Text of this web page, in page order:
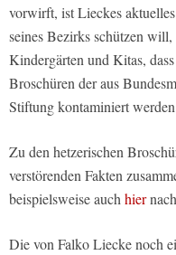
vorwirft, ist Lieckes
seines Bezirks schützen
Kindergärten und Kitas,
Broschüren der aus
Stiftung kontaminiert
Zu den hetzerischen
verstörenden Fakten
beispielsweise auchhier
Die von Falko Liecke noch